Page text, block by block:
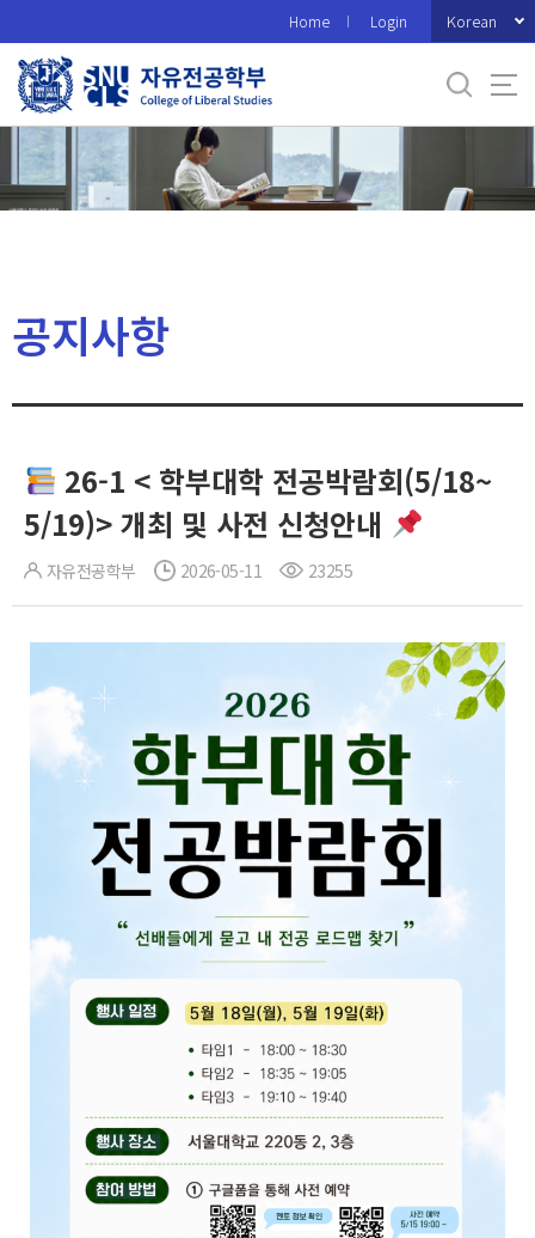
로
메
Home Login Korean
공지사항
26-1 < 학부대학 전공박람회(5/18~
5/19)> 개최 및 사전 신청안내
자유전공학부 2026-05-11 23255